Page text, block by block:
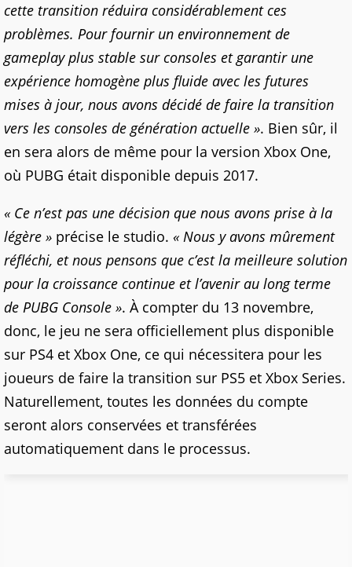
cette transition réduira considérablement ces
problèmes. Pour fournir un environnement de
gameplay plus stable sur consoles et garantir une
expérience homogène plus fluide avec les futures
mises à jour, nous avons décidé de faire la transition
vers les consoles de génération actuelle ». Bien sûr, il
en sera alors de même pour la version Xbox One,
où PUBG était disponible depuis 2017.
« Ce n’est pas une décision que nous avons prise à la
légère » précise le studio. « Nous y avons mûrement
réfléchi, et nous pensons que c’est la meilleure solution
pour la croissance continue et l’avenir au long terme
de PUBG Console ». À compter du 13 novembre,
donc, le jeu ne sera officiellement plus disponible
sur PS4 et Xbox One, ce qui nécessitera pour les
joueurs de faire la transition sur PS5 et Xbox Series.
Naturellement, toutes les données du compte
seront alors conservées et transférées
automatiquement dans le processus.